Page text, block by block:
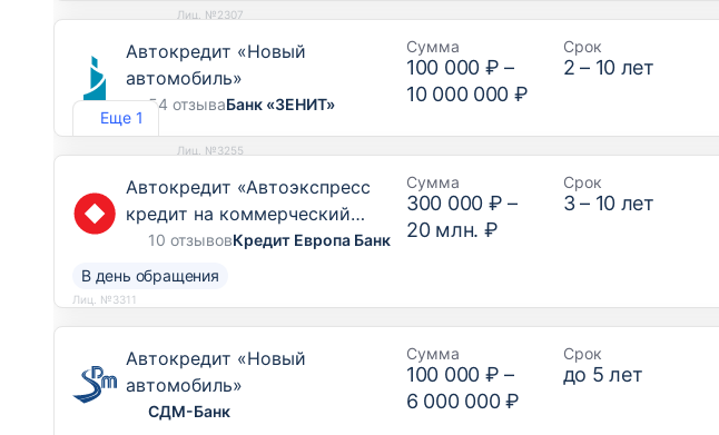
Лиц. №2307
Еще 1
Автокредит «Новый
автомобиль»
54 отзываБанк «ЗЕНИТ»
Сумма
100 000 ₽ –
10 000 000 ₽
Срок
2 – 10 лет
Лиц. №3255
Автокредит «Автоэкспресс
кредит на коммерческий
транспорт, грузовой транспорт
и спецтехнику»
10 отзывовКредит Европа Банк
Сумма
300 000 ₽ –
20 млн. ₽
Срок
3– 10 лет
В день обращения
Лиц. №3311
Автокредит «Новый
автомобиль»
СДМ-Банк
Сумма
100 000 ₽ –
6 000 000 ₽
Срок
до 5 лет